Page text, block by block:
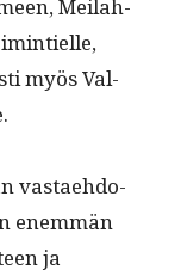
Meilah­
myös Val­
vas­tae­hdo­
enem­män
ja